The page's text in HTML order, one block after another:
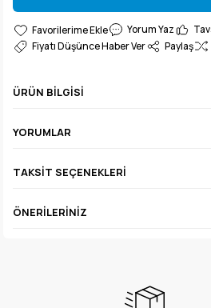
Gelince Haber
Yorum Yaz
Fiyatı Düşünce Haber Ver
Paylaş
ÜRÜN BILGISI
YORUMLAR
TAKSIT SEÇENEKLERI
ÖNERILERINIZ